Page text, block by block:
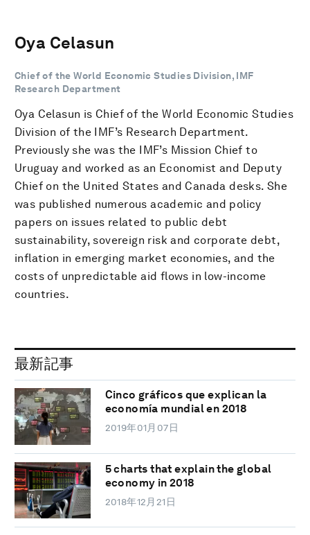
Oya Celasun
Chief of the World Economic Studies Division, IMF
Research Department
Oya Celasun is Chief of the World Economic Studies
Division of the IMF’s Research Department.
Previously she was the IMF’s Mission Chief to
Uruguay and worked as an Economist and Deputy
Chief on the United States and Canada desks. She
was published numerous academic and policy
papers on issues related to public debt
sustainability, sovereign risk and corporate debt,
inflation in emerging market economies, and the
costs of unpredictable aid flows in low-income
countries.
最新記事
Cinco gráficos que explican la
economía mundial en 2018
2019年01月07日
5 charts that explain the global
economy in 2018
2018年12月21日